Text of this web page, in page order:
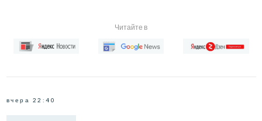
Читайте в
вчера 22:40